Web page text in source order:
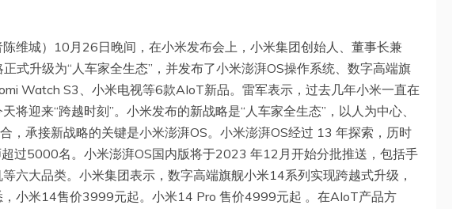
维城）10月26日晚间，在小米发布会上，小米集团创始人、董事长兼
式升级为“人车家全生态”，并发布了小米澎湃OS操作系统、数字高端旗
Watch S3、小米电视等6款AIoT新品。雷军表示，过去几年小米一直在
将迎来“跨越时刻”。小米发布的新战略是“人车家全生态”，以人为中心、
，承接新战略的关键是小米澎湃OS。小米澎湃OS经过 13 年探索，历时
过5000名。小米澎湃OS国内版将于2023 年12月开始分批推送，包括手
六大品类。小米集团表示，数字高端旗舰小米14系列实现跨越式升级，
，小米14售价3999元起。小米14 Pro 售价4999元起 。在AIoT产品方